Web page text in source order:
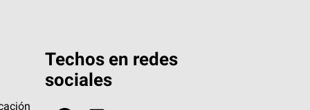
Techos en redes
sociales